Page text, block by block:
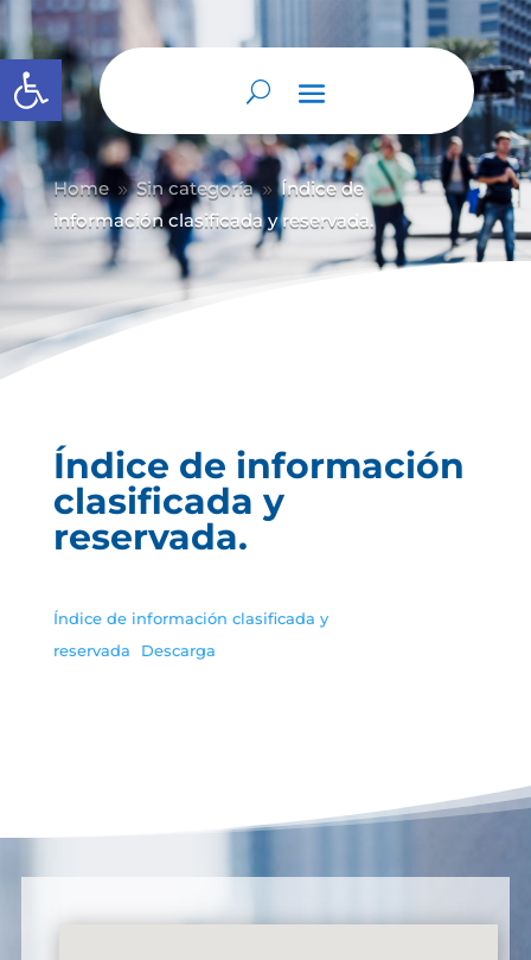
Abrir barra de herramientas
Home 9 Sin categoría 9 Índice de
información clasificada y reservada.
Índice de información
clasificada y
reservada.
Índice de información clasificada y
reservada
Descarga